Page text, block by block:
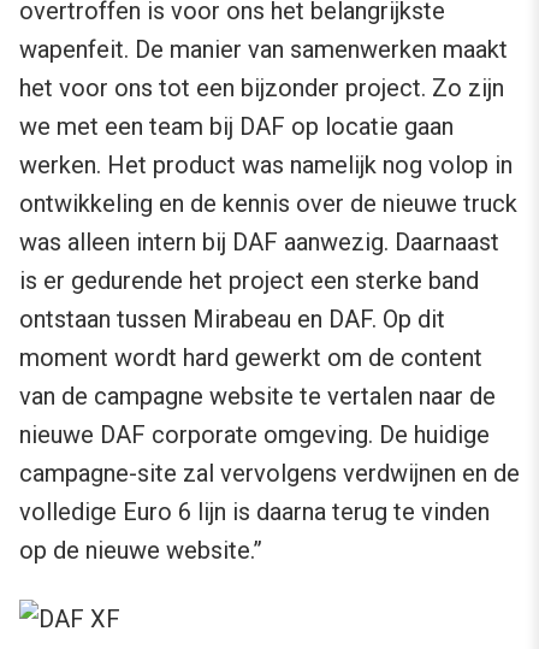
overtroffen is voor ons het belangrijkste
wapenfeit. De manier van samenwerken maakt
het voor ons tot een bijzonder project. Zo zijn
we met een team bij DAF op locatie gaan
werken. Het product was namelijk nog volop in
ontwikkeling en de kennis over de nieuwe truck
was alleen intern bij DAF aanwezig. Daarnaast
is er gedurende het project een sterke band
ontstaan tussen Mirabeau en DAF. Op dit
moment wordt hard gewerkt om de content
van de campagne website te vertalen naar de
nieuwe DAF corporate omgeving. De huidige
campagne-site zal vervolgens verdwijnen en de
volledige Euro 6 lijn is daarna terug te vinden
op de nieuwe website.”